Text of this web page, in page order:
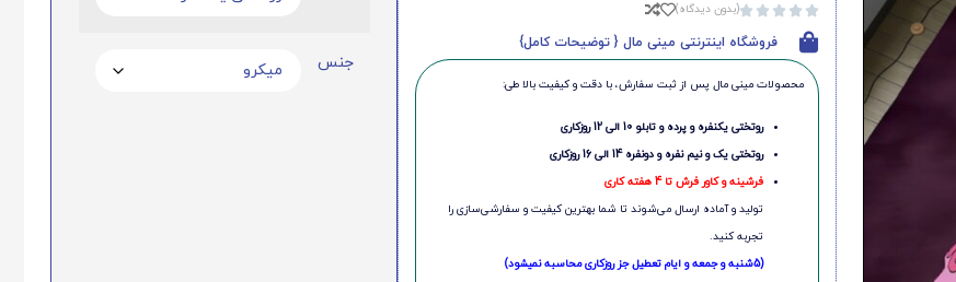




(بدون دیدگاه)
فروشگاه اینترنتی مینی مال { توضیحات کامل}
محصولات مینی‌ مال پس از ثبت سفارش، با دقت و کیفیت بالا طی:
روتختی یکنفره و پرده و تابلو 10 الی 12 روزکاری
روتختی یک و نیم نفره و دونفره 14 الی 16 روزکاری
فرشینه و کاور فرش تا 4 هفته کاری
تولید و آماده ارسال می‌شوند تا شما بهترین کیفیت و سفارشی‌سازی را
تجربه کنید.
(5شنبه و جمعه و ایام تعطیل جز روزکاری محاسبه نمیشود)
جنس